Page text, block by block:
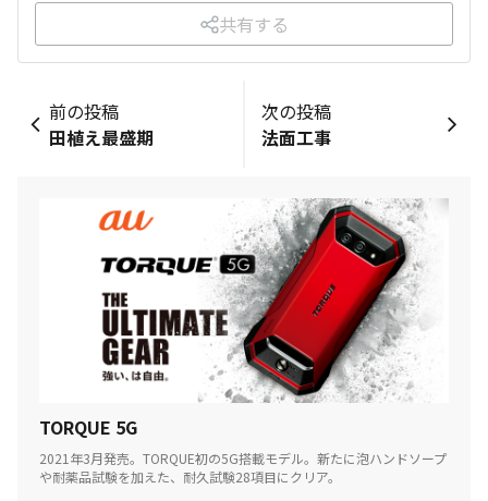
共有する
前の投稿
田植え最盛期
次の投稿
法面工事
TORQUE 5G
2021年3月発売。TORQUE初の5G搭載モデル。新たに泡ハンドソープ
や耐薬品試験を加えた、耐久試験28項目にクリア。